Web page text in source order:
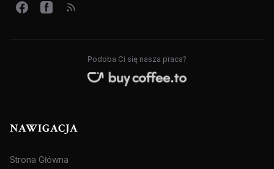
Podoba Ci się nasza praca?
NAWIGACJA
Strona Główna